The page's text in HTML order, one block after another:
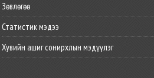
Зөвлөгөө
Статистик мэдээ
Хувийн ашиг сонирхлын мэдүүлэг